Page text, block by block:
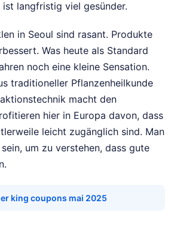
ist langfristig viel gesünder.
in Seoul sind rasant. Produkte
Was heute als Standard
noch eine kleine Sensation.
traditioneller Pflanzenheilkunde
macht den
hier in Europa davon, dass
leicht zugänglich sind. Man
um zu verstehen, dass gute
king coupons mai 2025